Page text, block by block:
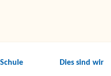
Dies sind wir